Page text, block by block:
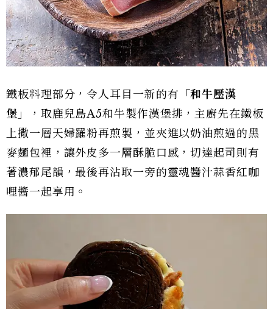
鐵板料理部分，令人耳目一新的有 「和牛壓漢
堡」
，取鹿兒島A5和牛製作漢堡排，主廚先在鐵板
上撒一層天婦羅粉再煎製，並夾進以奶油煎過的黑
麥麵包裡，讓外皮多一層酥脆口感，切達起司則有
著濃郁尾韻，最後再沾取一旁的靈魂醬汁蒜香紅咖
哩醬一起享用。